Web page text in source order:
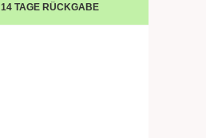
14 TAGE RÜCKGABE